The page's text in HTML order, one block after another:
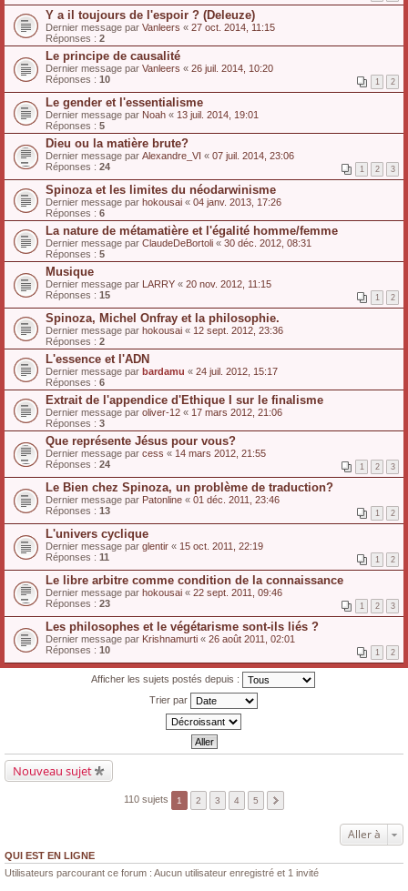
Y a il toujours de l'espoir ? (Deleuze)
Dernier message par Vanleers « 27 oct. 2014, 11:15
Réponses : 2
Le principe de causalité
Dernier message par Vanleers « 26 juil. 2014, 10:20
Réponses : 10 1 2
Le gender et l'essentialisme
Dernier message par Noah « 13 juil. 2014, 19:01
Réponses : 5
Dieu ou la matière brute?
Dernier message par Alexandre_VI « 07 juil. 2014, 23:06
Réponses : 24 1 2 3
Spinoza et les limites du néodarwinisme
Dernier message par hokousai « 04 janv. 2013, 17:26
Réponses : 6
La nature de métamatière et l'égalité homme/femme
Dernier message par ClaudeDeBortoli « 30 déc. 2012, 08:31
Réponses : 5
Musique
Dernier message par LARRY « 20 nov. 2012, 11:15
Réponses : 15 1 2
Spinoza, Michel Onfray et la philosophie.
Dernier message par hokousai « 12 sept. 2012, 23:36
Réponses : 2
L'essence et l'ADN
Dernier message par bardamu « 24 juil. 2012, 15:17
Réponses : 6
Extrait de l'appendice d'Ethique I sur le finalisme
Dernier message par oliver-12 « 17 mars 2012, 21:06
Réponses : 3
Que représente Jésus pour vous?
Dernier message par cess « 14 mars 2012, 21:55
Réponses : 24 1 2 3
Le Bien chez Spinoza, un problème de traduction?
Dernier message par Patonline « 01 déc. 2011, 23:46
Réponses : 13 1 2
L'univers cyclique
Dernier message par glentir « 15 oct. 2011, 22:19
Réponses : 11 1 2
Le libre arbitre comme condition de la connaissance
Dernier message par hokousai « 22 sept. 2011, 09:46
Réponses : 23 1 2 3
Les philosophes et le végétarisme sont-ils liés ?
Dernier message par Krishnamurti « 26 août 2011, 02:01
Réponses : 10 1 2
Afficher les sujets postés depuis :
Trier par
Nouveau sujet
110 sujets 1 2 3 4 5
Aller à
QUI EST EN LIGNE
Utilisateurs parcourant ce forum : Aucun utilisateur enregistré et 1 invité